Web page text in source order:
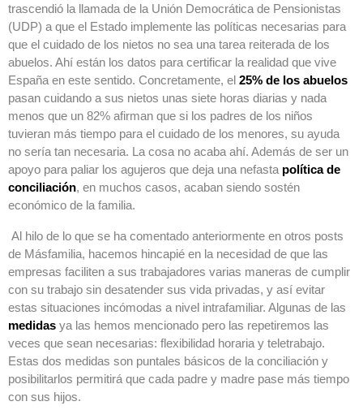
trascendió la llamada de la Unión Democrática de Pensionistas
(UDP) a que el Estado implemente las políticas necesarias para
que el cuidado de los nietos no sea una tarea reiterada de los
abuelos. Ahí están los datos para certificar la realidad que vive
España en este sentido. Concretamente, el 25% de los abuelos
pasan cuidando a sus nietos unas siete horas diarias y nada
menos que un 82% afirman que si los padres de los niños
tuvieran más tiempo para el cuidado de los menores, su ayuda
no sería tan necesaria. La cosa no acaba ahí. Además de ser un
apoyo para paliar los agujeros que deja una nefasta política de
conciliación, en muchos casos, acaban siendo sostén
económico de la familia.
Al hilo de lo que se ha comentado anteriormente en otros posts
de Másfamilia, hacemos hincapié en la necesidad de que las
empresas faciliten a sus trabajadores varias maneras de cumplir
con su trabajo sin desatender sus vida privadas, y así evitar
estas situaciones incómodas a nivel intrafamiliar. Algunas de las
medidas ya las hemos mencionado pero las repetiremos las
veces que sean necesarias: flexibilidad horaria y teletrabajo.
Estas dos medidas son puntales básicos de la conciliación y
posibilitarlos permitirá que cada padre y madre pase más tiempo
con sus hijos.